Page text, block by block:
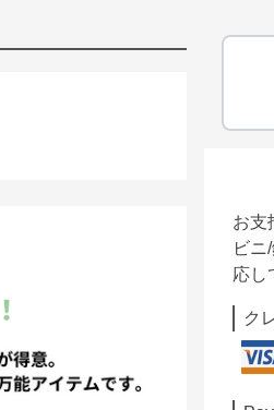
お支
ビニ
応し
ク